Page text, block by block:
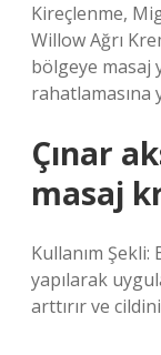
Kireçlenme,
Willow Ağrı
bölgeye masaj
rahatlamasına
Çınar
masaj
Kullanım
yapılarak
arttırır ve